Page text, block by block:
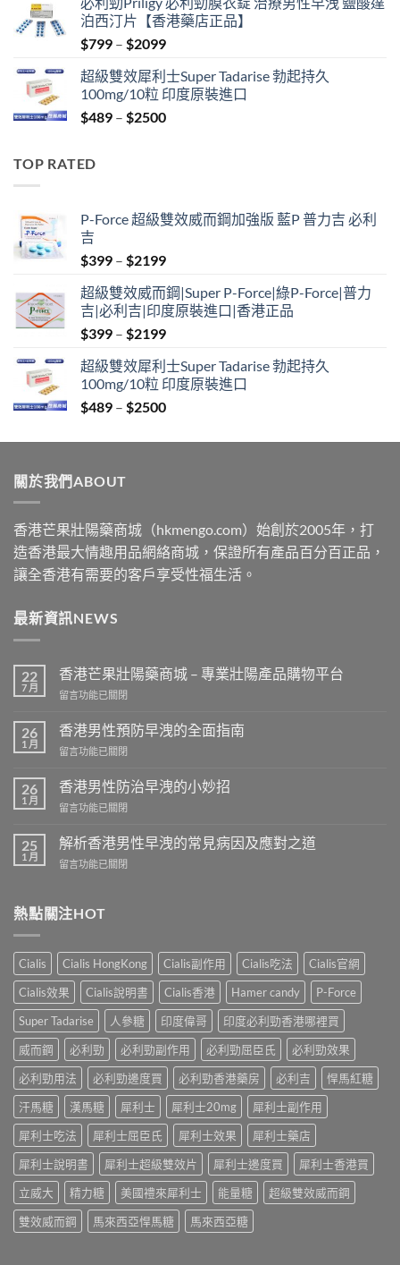
was:
$399.
is:
$369.
泊西汀片【香港藥店正品】
$799 – $2099Price
$799
through
$2099
超級雙效犀利士Super Tadarise 勃起持久
100mg/10粒 印度原裝進口
$489 – $2500Price
TOP RATED
P-Force 超級雙效威而鋼加強版 藍P 普力吉 必利
吉
$399 – $2199Price
$399
through
$2199
超級雙效威而鋼|Super P-Force|綠P-Force|普力
吉|必利吉|印度原裝進口|香港正品
$399 – $2199Price
$399
through
$2199
超級雙效犀利士Super Tadarise 勃起持久
100mg/10粒 印度原裝進口
$489 – $2500Price
$489
關於我們ABOUT
香港芒果壯陽藥商城（hkmengo.com）始創於2005年，打
造香港最大情趣用品網絡商城，保證所有產品百分百正品，
讓全香港有需要的客戶享受性福生活。
最新資訊NEWS
22
7 月
香港芒果壯陽藥商城 – 專業壯陽產品購物平台
在
港
芒
果
陽
藥
商
–
專
陽
產
購
物
平
台〉
中
留言功能已關閉
26
1 月
香港男性預防早洩的全面指南
在
港
男
性
防
早
洩
面
中
留言功能已關閉
26
1 月
香港男性防治早洩的小妙招
在
港
男
性
早
小
妙
招〉
中
留言功能已關閉
25
1 月
解析香港男性早洩的常見病因及應對之道
在
香
港
性
早
洩
的
常
見
因
及
應
之
道〉
中
留言功能已關閉
熱點關注HOT
Cialis Cialis HongKong Cialis副作用 Cialis吃法
Cialis官網
Cialis效果
Cialis說明書 Cialis香港 Hamer candy
P-Force
Super Tadarise
人參糖 印度偉哥
印度必利勁香港哪裡買
威而鋼
必利勁 必利勁副作用 必利勁屈臣氏
必利勁效果
必利勁用法
必利勁邊度買 必利勁香港藥房 必利吉
悍馬紅糖
汗馬糖
漢馬糖 犀利士 犀利士20mg
犀利士副作用
犀利士吃法
犀利士屈臣氏 犀利士效果
犀利士藥店
犀利士說明書
犀利士超級雙效片 犀利士邊度買
犀利士香港買
立威大
精力糖 美國禮來犀利士 能量糖
超級雙效威而鋼
雙效威而鋼
馬來西亞悍馬糖 馬來西亞糖